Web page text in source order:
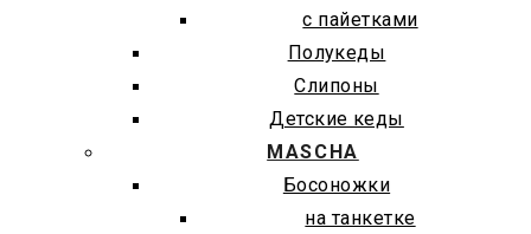
с пайетками
Полукеды
Слипоны
Детские кеды
MASCHA
Босоножки
на танкетке